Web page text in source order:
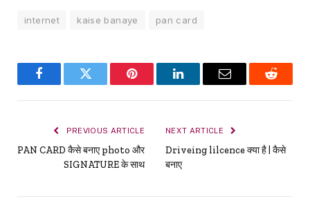
internet kaise banaye pan card
FacebookTwitter Pinterest LinkedInEmail Reddit
PREVIOUS ARTICLE
PAN CARD कैसे बनाए photo और
SIGNATURE के साथ
NEXT ARTICLE
Driveing lilcence क्या है | कैसे
बनाए